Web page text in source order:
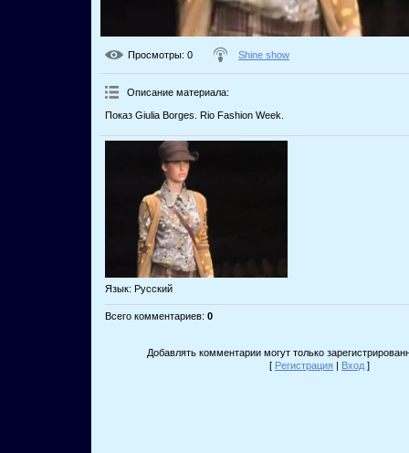
Просмотры: 0 Shine show
Описание материала:
Показ Giulia Borges. Rio Fashion Week.
Язык: Русский
Всего комментариев: 0
Добавлять комментарии могут только
[ Регистрация | Вход ]